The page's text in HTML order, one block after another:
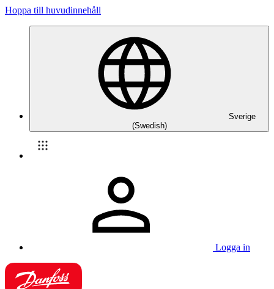
Hoppa till huvudinnehåll
Sverige
(Swedish)
Logga in